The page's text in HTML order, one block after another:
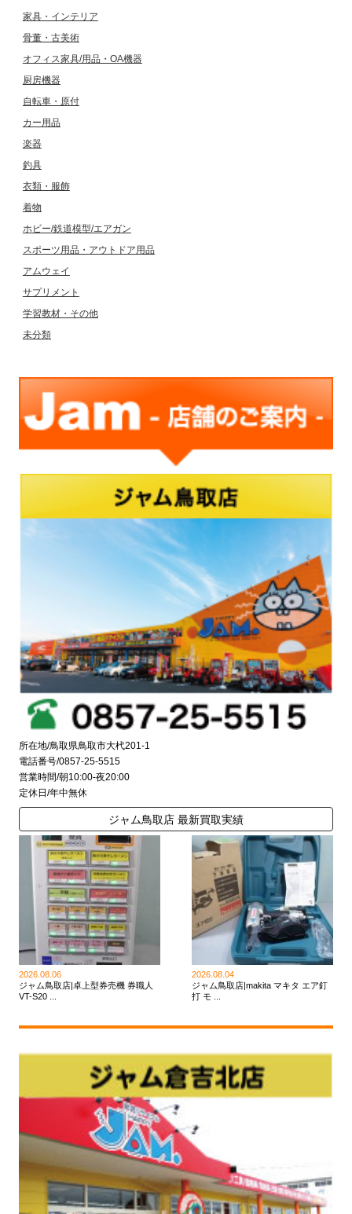
家具・インテリア
骨董・古美術
オフィス家具/用品・OA機器
厨房機器
自転車・原付
カー用品
楽器
釣具
衣類・服飾
着物
ホビー/鉄道模型/エアガン
スポーツ用品・アウトドア用品
アムウェイ
サプリメント
学習教材・その他
未分類
所在地/鳥取県鳥取市大杙201-1
電話番号/0857-25-5515
営業時間/朝10:00-夜20:00
定休日/年中無休
ジャム鳥取店 最新買取実績
2026.08.06
ジャム鳥取店|卓上型券売機 券職人
VT-S20 ...
2026.08.04
ジャム鳥取店|makita マキタ エア釘
打 モ ...